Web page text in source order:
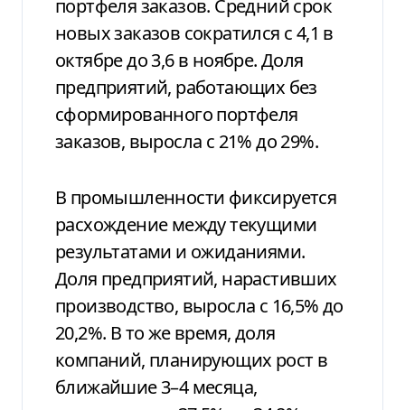
портфеля заказов. Средний срок
новых заказов сократился с 4,1 в
октябре до 3,6 в ноябре. Доля
предприятий, работающих без
сформированного портфеля
заказов, выросла с 21% до 29%.
В промышленности фиксируется
расхождение между текущими
результатами и ожиданиями.
Доля предприятий, нарастивших
производство, выросла с 16,5% до
20,2%. В то же время, доля
компаний, планирующих рост в
ближайшие 3–4 месяца,